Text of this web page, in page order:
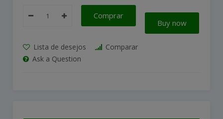
Comprar
Buy now
Lista de desejos
Comparar
Ask a Question